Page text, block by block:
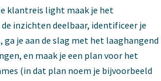
klantreis light maak je het
inzichten deelbaar, identificeer je
ga je aan de slag met het laaghangend
en maak je een plan voor het
(in dat plan noem je bijvoorbeeld